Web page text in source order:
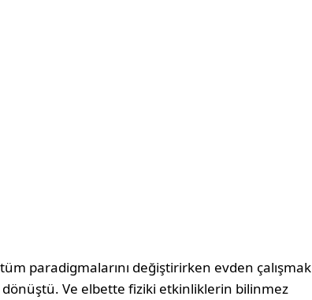
paradigmalarını değiştirirken evden çalışmak
dönüştü. Ve elbette fiziki etkinliklerin bilinmez